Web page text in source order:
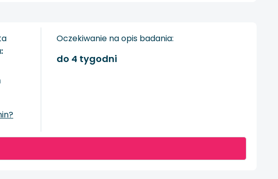
Oczekiwanie na opis badania:
do 4 tygodni